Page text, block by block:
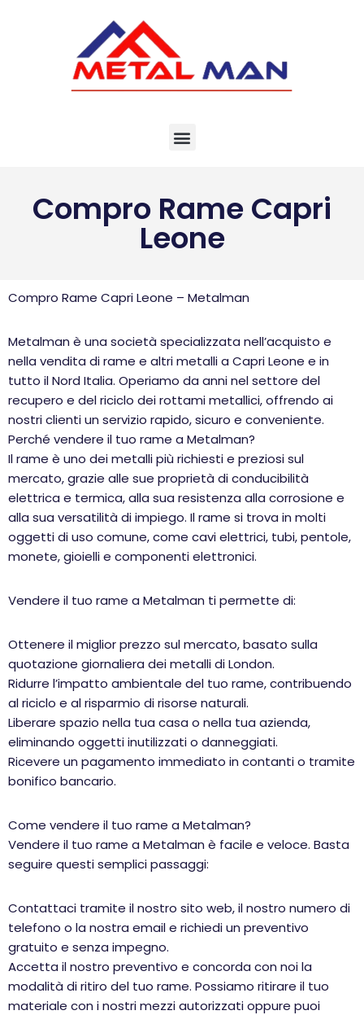
Compro Rame Capri
Leone
Compro Rame Capri Leone – Metalman
Metalman è una società specializzata nell’acquisto e
nella vendita di rame e altri metalli a Capri Leone e in
tutto il Nord Italia. Operiamo da anni nel settore del
recupero e del riciclo dei rottami metallici, offrendo ai
nostri clienti un servizio rapido, sicuro e conveniente.
Perché vendere il tuo rame a Metalman?
Il rame è uno dei metalli più richiesti e preziosi sul
mercato, grazie alle sue proprietà di conducibilità
elettrica e termica, alla sua resistenza alla corrosione e
alla sua versatilità di impiego. Il rame si trova in molti
oggetti di uso comune, come cavi elettrici, tubi, pentole,
monete, gioielli e componenti elettronici.
Vendere il tuo rame a Metalman ti permette di:
Ottenere il miglior prezzo sul mercato, basato sulla
quotazione giornaliera dei metalli di London.
Ridurre l’impatto ambientale del tuo rame, contribuendo
al riciclo e al risparmio di risorse naturali.
Liberare spazio nella tua casa o nella tua azienda,
eliminando oggetti inutilizzati o danneggiati.
Ricevere un pagamento immediato in contanti o tramite
bonifico bancario.
Come vendere il tuo rame a Metalman?
Vendere il tuo rame a Metalman è facile e veloce. Basta
seguire questi semplici passaggi:
Contattaci tramite il nostro sito web, il nostro numero di
telefono o la nostra email e richiedi un preventivo
gratuito e senza impegno.
Accetta il nostro preventivo e concorda con noi la
modalità di ritiro del tuo rame. Possiamo ritirare il tuo
materiale con i nostri mezzi autorizzati oppure puoi